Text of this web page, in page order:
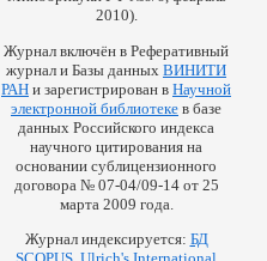
2010).
Журнал включён в Реферативный
журнал и Базы данных ВИНИТИ
РАН и зарегистрирован в Научной
электронной библиотеке в базе
данных Российского индекса
научного цитирования на
основании сублицензионного
договора № 07-04/09-14 от 25
марта 2009 года.
Журнал индексируется: БД